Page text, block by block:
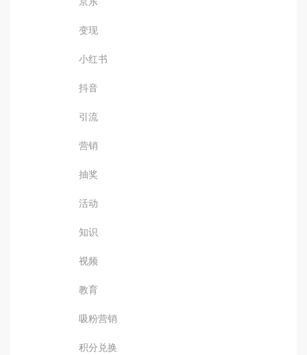
变现
小红书
抖音
引流
营销
抽奖
活动
知识
视频
教育
吸粉营销
积分兑换